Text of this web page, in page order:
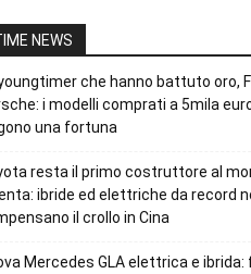
NEWS
che hanno battuto oro,
i modelli comprati a 5mila
una fortuna
resta il primo costruttore al
ibride ed elettriche da record
il crollo in Cina
Mercedes GLA elettrica e ibrida: